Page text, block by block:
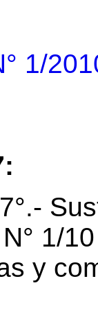
1/
1/
y